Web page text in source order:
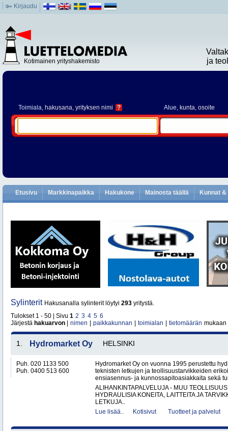
Kirjaudu
Kotimainen yrityshakemisto
ja
Toimiala, hakusana, yrityksen nimi ? Alue, kunta, osoite
Etusivu Markkinapaikka Hakukone Mainosta täällä Kunnat
Sylinterit Hakusanalla sylinterit löytyi 293 yritystä.
Tulokset 1 - 50 | Sivu 1 2 3 4 5 6
Järjestä hakuarvon nimen paikkakunnan toimialan tietomäärän mukaan
1. Hydromarket Oy HELSINKI
Puh. 020 1133 500
Puh. 0400 513 600
Hydromarket Oy on vuonna 1995 perustettu
teknisten letkujen ja teollisuustarvikkeiden
ensiasennus- ja kunnossapitoasiakkaita sekä
ALIHANKINTAPALVELUJA - MUU TEOLLISUUS
HYDRAULISIA KONEITA, LAITTEITA JA
LETKUJA..
Lue lisää..
Kotisivut Tuotteet ja palvelut